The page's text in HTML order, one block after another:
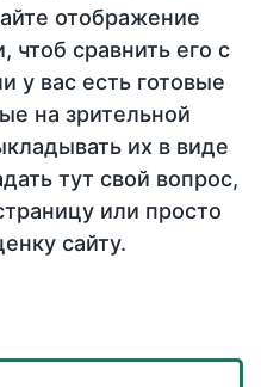
отображение
чтоб сравнить его с
у вас есть готовые
на зрительной
их в виде
тут свой вопрос,
или просто
сайту.